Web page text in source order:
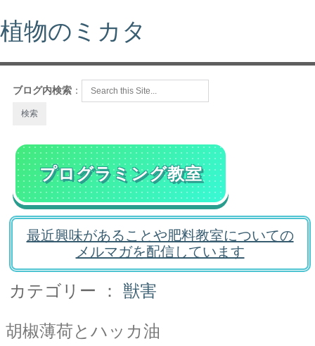
植物のミカタ
ブログ内検索 ：
プログラミング教室
最近興味があることや肥料教室についての
メルマガを配信しています
カテゴリー ： 獣害
胡椒薄荷とハッカ油